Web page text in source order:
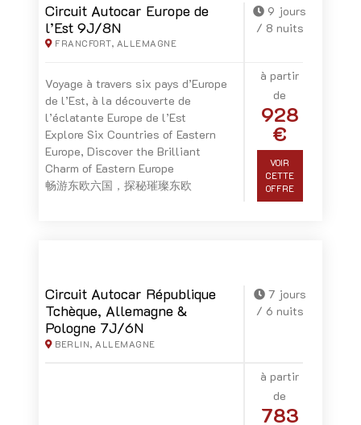
Circuit Autocar Europe de
l’Est 9J/8N
FRANCFORT, ALLEMAGNE
9 jours
/ 8 nuits
Voyage à travers six pays d’Europe
de l’Est, à la découverte de
l’éclatante Europe de l’Est
Explore Six Countries of Eastern
Europe, Discover the Brilliant
Charm of Eastern Europe
畅游东欧六国，探秘璀璨东欧
à partir
de
928
€
VOIR
CETTE
OFFRE
Circuit Autocar République
Tchèque, Allemagne &
Pologne 7J/6N
BERLIN, ALLEMAGNE
7 jours
/ 6 nuits
à partir
de
783